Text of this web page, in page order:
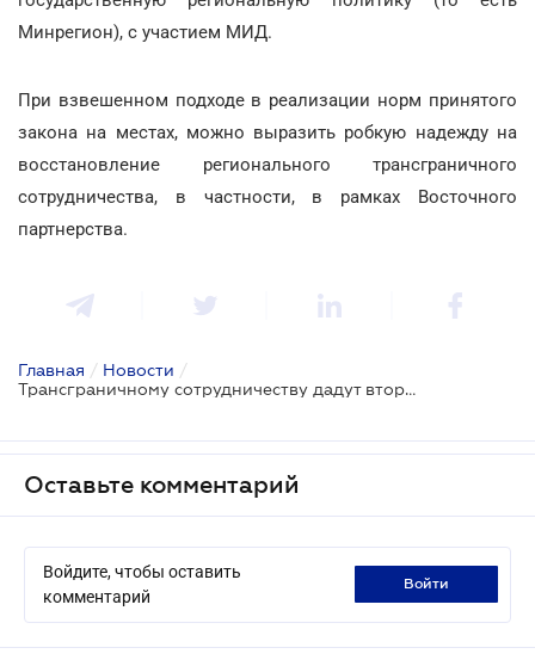
Минрегион), с участием МИД.
При взвешенном подходе в реализации норм принятого
закона на местах, можно выразить робкую надежду на
восстановление регионального трансграничного
сотрудничества, в частности, в рамках Восточного
партнерства.
Главная / Новости /
Трансграничному сотрудничеству дадут второе дыхание?
Оставьте комментарий
Войдите, чтобы оставить
комментарий
войти